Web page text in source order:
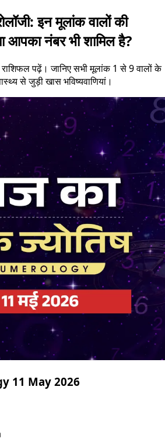
इन मूलांक वालों की
आपका नंबर भी शामिल है?
राशिफल पढ़ें। जानिए सभी मूलांक 1 से 9 वालों के
से जुड़ी खास भविष्यवाणियां।
11 May 2026